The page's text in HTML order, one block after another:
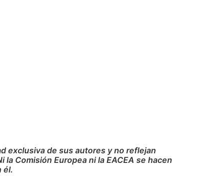
exclusiva de sus autores y no reflejan
Comisión Europea ni la EACEA se hacen
él.